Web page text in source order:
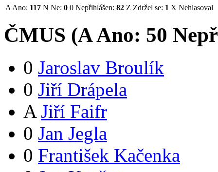
A Ano: 117 N Ne: 0 0 Nepřihlášen: 82 Z Zdržel se: 1 X Nehlasoval
ČMUS (AAno: 50
0 Jaroslav Broulík
0 Jiří Drápela
A Jiří Faifr
0 Jan Jegla
0 František Kačenka